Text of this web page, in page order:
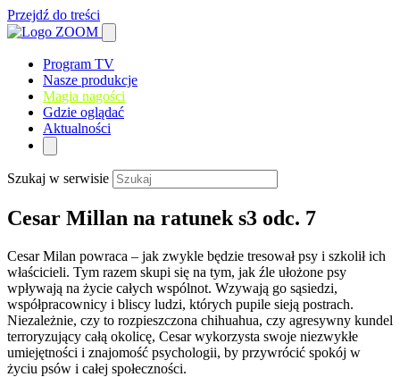
Przejdź do treści
Program TV
Nasze produkcje
Magia nagości
Gdzie oglądać
Aktualności
Szukaj w serwisie
Cesar Millan na ratunek s3 odc. 7
Cesar Milan powraca – jak zwykle będzie tresował psy i szkolił ich
właścicieli. Tym razem skupi się na tym, jak źle ułożone psy
wpływają na życie całych wspólnot. Wzywają go sąsiedzi,
współpracownicy i bliscy ludzi, których pupile sieją postrach.
Niezależnie, czy to rozpieszczona chihuahua, czy agresywny kundel
terroryzujący całą okolicę, Cesar wykorzysta swoje niezwykłe
umiejętności i znajomość psychologii, by przywrócić spokój w
życiu psów i całej społeczności.